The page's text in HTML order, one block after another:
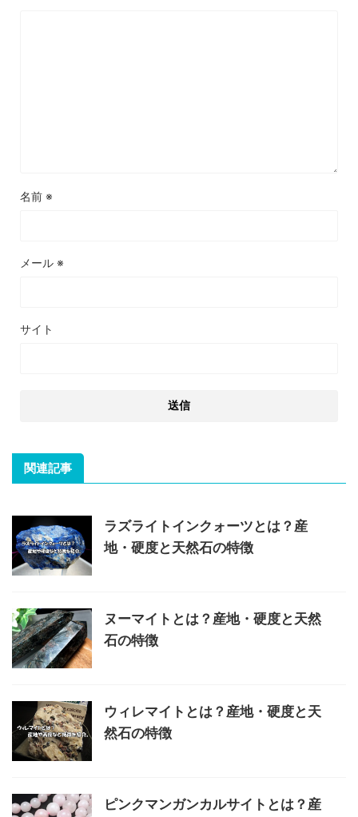
名前 ※
メール ※
サイト
関連記事
ラズライトインクォーツとは？産
地・硬度と天然石の特徴
ヌーマイトとは？産地・硬度と天然
石の特徴
ウィレマイトとは？産地・硬度と天
然石の特徴
ピンクマンガンカルサイトとは？産